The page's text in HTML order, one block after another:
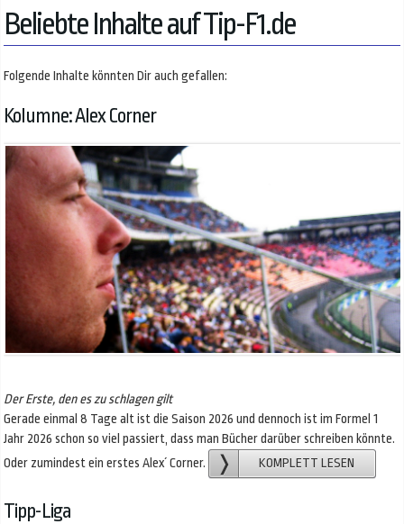
Beliebte Inhalte auf Tip-F1.de
Folgende Inhalte könnten Dir auch gefallen:
Kolumne: Alex Corner
Der Erste, den es zu schlagen gilt
Gerade einmal 8 Tage alt ist die Saison 2026 und dennoch ist im Formel 1
Jahr 2026 schon so viel passiert, dass man Bücher darüber schreiben könnte.
Oder zumindest ein erstes Alex´ Corner.
KOMPLETT LESEN
Tipp-Liga